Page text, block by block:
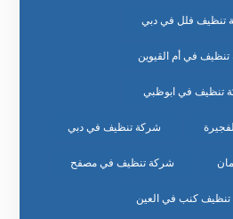
تنظيف فلل في دبي
في أم القيوين
تنظيف في ابوظبي
شركة تنظيف في دبي
شركة تنظيف في مصفح
كنب في العين